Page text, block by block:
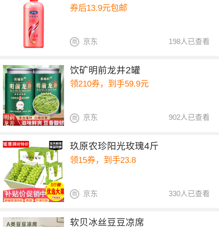
券后13.9元包邮
198人已查看
京东
饮矿明前龙井2罐
领210券，到手59.9元
902人已查看
京东
玖原农珍阳光玫瑰4斤
领15券，到手23.8
330人已查看
京东
软贝冰丝豆豆凉席